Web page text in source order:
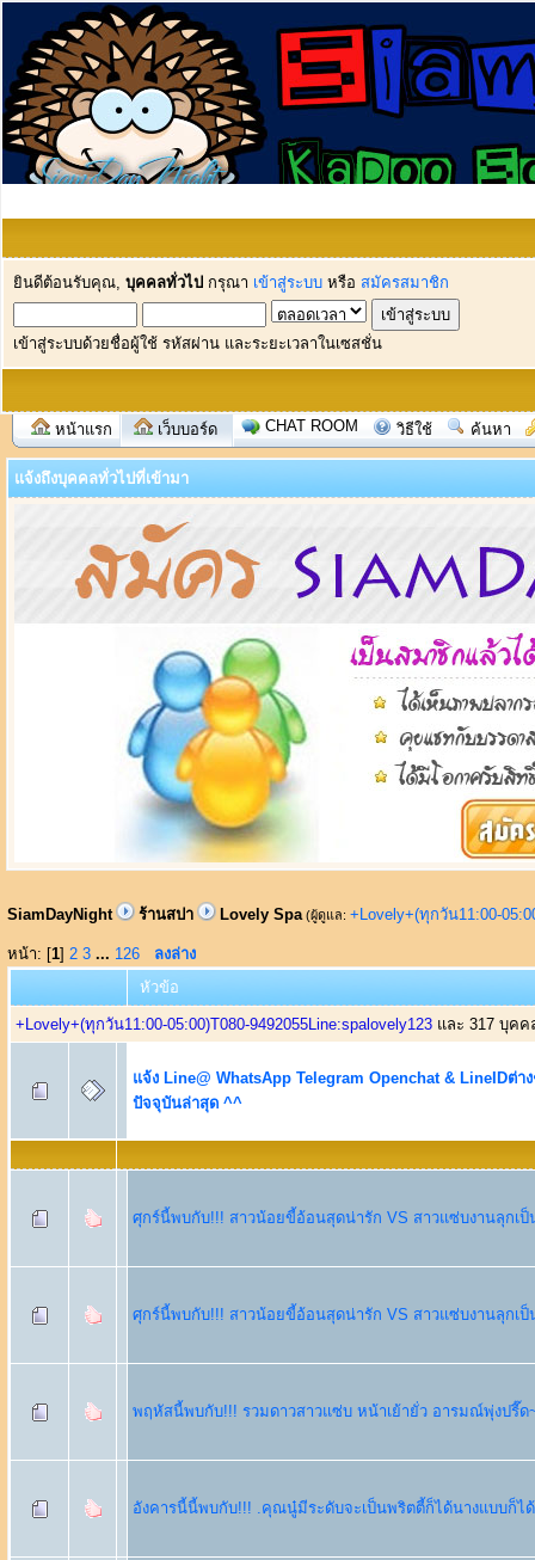
ยินดีต้อนรับคุณ, บุคคลทั่วไป กรุณา เข้าสู่ระบบ หรือ สมัครสมาชิก
เข้าสู่ระบบด้วยชื่อผู้ใช้ รหัสผ่าน และระยะเวลาในเซสชั่น
หน้าแรก เว็บบอร์ด CHAT ROOM วิธีใช้ ค้นหา
แจ้งถึงบุคคลทั่วไปที่เข้ามา
SiamDayNight ร้านสปา Lovely Spa (ผู้ดูแล: +Lovely+(ทุกวัน11:00-
หน้า: [1] 2 3 ... 126
ลงล่าง
หัวข้อ
+Lovely+(ทุกวัน11:00-05:00)T080-9492055Line:spalovely123 และ 317 บุคค
แจ้ง Line@ WhatsApp Telegram Openchat & LineIDต่า
ปัจจุบันล่าสุด ^^
ศุกร์นี้พบกับ!!! สาวน้อยขี้อ้อนสุดน่ารัก VS สาวแซ่บงานลุกเป็
ศุกร์นี้พบกับ!!! สาวน้อยขี้อ้อนสุดน่ารัก VS สาวแซ่บงานลุกเป็
พฤหัสนี้พบกับ!!! รวมดาวสาวแซ่บ หน้าเย้ายั่ว อารมณ์พุ่งปรี๊ด
อังคารนี้นี้พบกับ!!! .คุณนู๋มีระดับจะเป็นพริตตี้ก็ได้นางแบบก็ไ